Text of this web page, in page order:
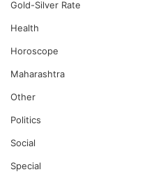
Gold-Silver Rate
Health
Horoscope
Maharashtra
Other
Politics
Social
Special